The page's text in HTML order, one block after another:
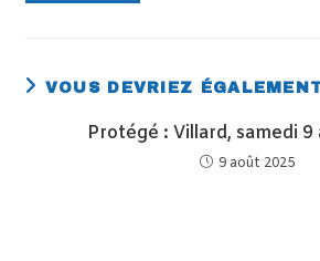
VOUS DEVRIEZ
Protégé : Villard, samedi
9 août 2025